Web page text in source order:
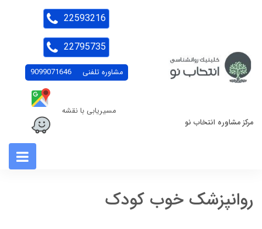
مرکز مشاوره انتخاب نو
مشاوره تلفنی 9099071646
مسیریابی با نقشه
22593216
22795735
روانپزشک خوب کودک